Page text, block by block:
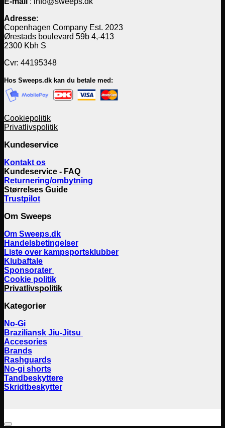
Adresse:
Copenhagen Company Est. 2023
Ørestads boulevard 59b 4,-413
2300 Kbh S
Cvr: 44195348
Hos Sweeps.dk kan du betale med:
Cookiepolitik
Privatlivspolitik
Kundeservice
Kontakt os
Kundeservice - FAQ
Returnering/ombytning
Størrelses Guide
Trustpilot
Om Sweeps
Om Sweeps.dk
Handelsbetingelser
Liste over kampsportsklubber
Klubaftale
Sponsorater
Cookie politik
Privatlivspolitik
Kategorier
No-Gi
Braziliansk Jiu-Jitsu
Accesories
Brands
Rashguards
No-gi shorts
Tandbeskyttere
Skridtbeskytter